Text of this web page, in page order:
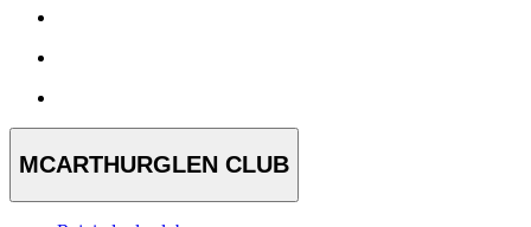
MCARTHURGLEN CLUB